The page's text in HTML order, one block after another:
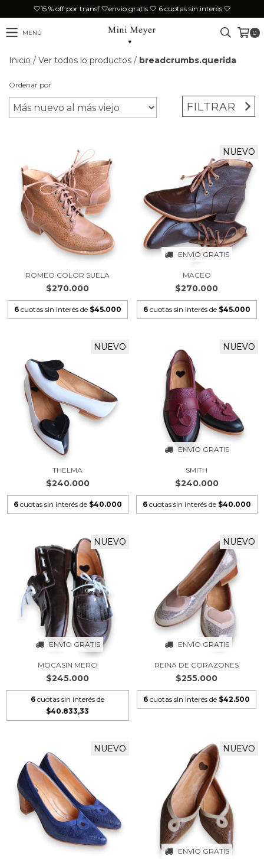
🤍15 % off por transf 🤍envio gratis 🤍 6 cuotas sin interés 🤍
MENÚ 0
Inicio / Ver todos lo productos / breadcrumbs.querida
Ordenar por
FILTRAR
ROMEO COLOR SUELA
$270.000
6 cuotas sin interés de $45.000
ENVÍO GRATIS
NUEVO
MACEO
$270.000
6 cuotas sin interés de $45.000
NUEVO
THELMA
$240.000
6 cuotas sin interés de $40.000
ENVÍO GRATIS
NUEVO
SMITH
$240.000
6 cuotas sin interés de $40.000
ENVÍO GRATIS
NUEVO
MOCASIN MERCI
$245.000
6 cuotas sin interés de
$40.833,33
ENVÍO GRATIS
NUEVO
REINA DE CORAZONES
$255.000
6 cuotas sin interés de $42.500
NUEVO
ENVÍO GRATIS
NUEVO